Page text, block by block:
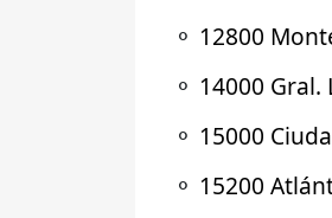
⚬ 12800
⚬ 14000
⚬ 15000
⚬ 15200